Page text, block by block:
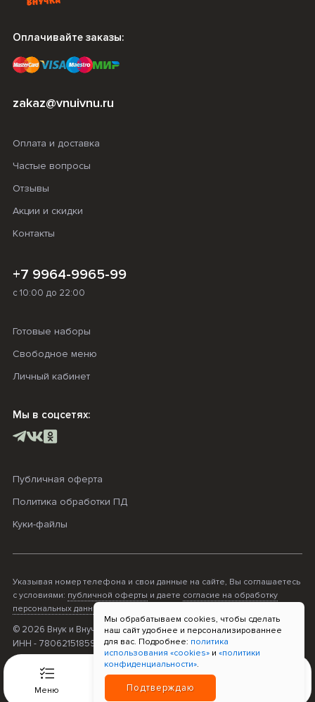
Мы обрабатываем cookies, чтобы сделать
наш сайт удобнее и персонализированнее
для вас. Подробнее: политика
использования «cookies» и «политики
конфиденциальности».
Подтверждаю
Меню Связь Корзина
Оплачивайте заказы:
zakaz@vnuivnu.ru
Оплата и доставка
Частые вопросы
Отзывы
Акции и скидки
Контакты
+7 9964-9965-99
с 10:00 до 22:00
Готовые наборы
Свободное меню
Личный кабинет
Мы в соцсетях:
Публичная оферта
Политика обработки ПД
Куки-файлы
Указывая номер телефона и свои данные на сайте, Вы соглашаетесь
с условиями: публичной оферты и даете согласие на обработку
персональных данных
© 2026 Внук и Внучка. ОГРНИП - 316470400068995;
ИНН - 780621518596; Прием платежей «Т-Банк»